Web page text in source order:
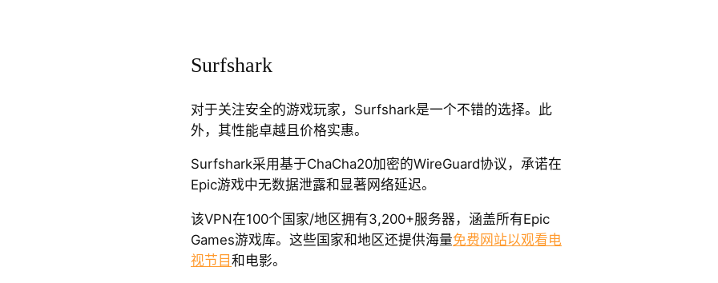
Surfshark
对于关注安全的游戏玩家，Surfshark是一个不错的选择。此
外，其性能卓越且价格实惠。
Surfshark采用基于ChaCha20加密的WireGuard协议，承诺在
Epic游戏中无数据泄露和显著网络延迟。
该VPN在100个国家/地区拥有3,200+服务器，涵盖所有Epic
Games游戏库。这些国家和地区还提供海量免费网站以观看电
视节目 和电影。